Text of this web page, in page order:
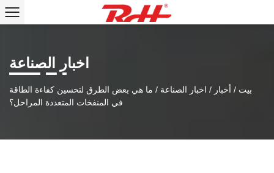
اخبار الصناعة
بيت / أخبار / اخبار الصناعة / ما هي بعض الطرق لتحسين كفاءة الطاقة
في المنفخات المتعددة المراحل؟